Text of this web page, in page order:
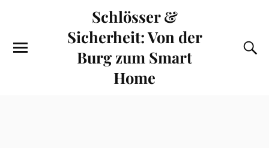
Schlösser &
Sicherheit: Von der
Burg zum Smart
Home